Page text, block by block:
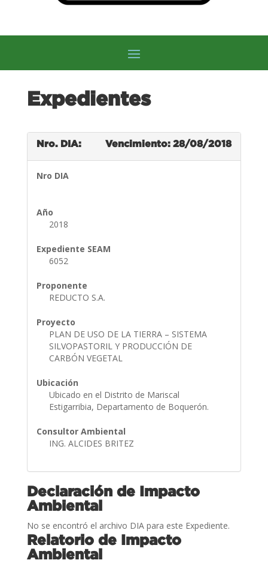
Expedientes
Nro. DIA: Vencimiento: 28/08/2018
Nro DIA
Año
2018
Expediente SEAM
6052
Proponente
REDUCTO S.A.
Proyecto
PLAN DE USO DE LA TIERRA – SISTEMA
SILVOPASTORIL Y PRODUCCIÓN DE
CARBÓN VEGETAL
Ubicación
Ubicado en el Distrito de Mariscal
Estigarribia, Departamento de Boquerón.
Consultor Ambiental
ING. ALCIDES BRITEZ
Declaración de Impacto
Ambiental
No se encontró el archivo DIA para este Expediente.
Relatorio de Impacto
Ambiental